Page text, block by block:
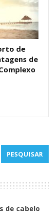
de
de
PESQUISAR
de cabelo